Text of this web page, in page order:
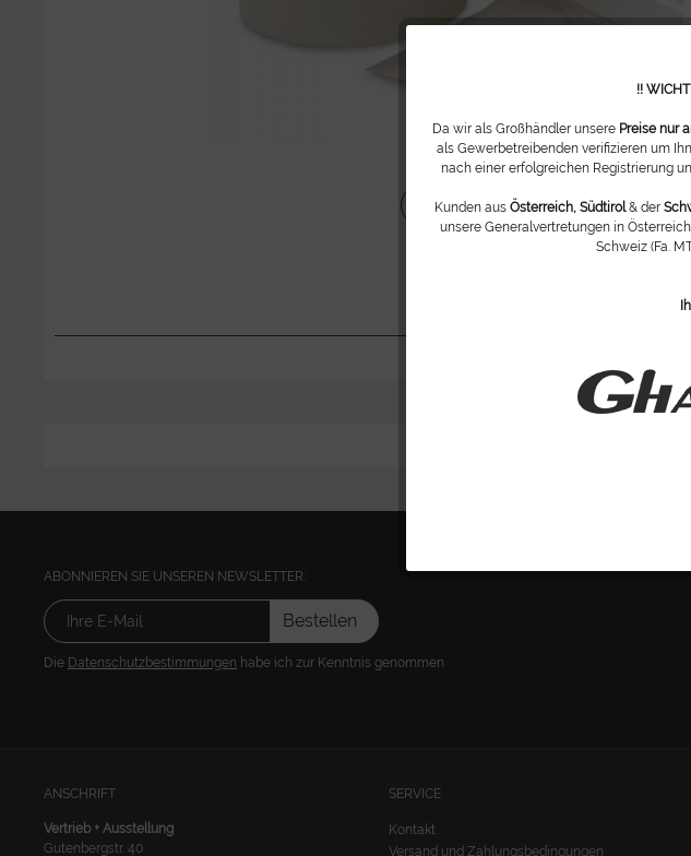
Teilen
ABONNIEREN SIE UNSEREN NEWSLETTER:
Bestellen
Die Datenschutzbestimmungen habe ich zur Kenntnis genommen
ANSCHRIFT
Vertrieb + Ausstellung
Gutenbergstr. 40
SERVICE
Kontakt
Versand und Zahlungsbedingungen
!!
Da wir als Großhändler unsere Preise nur
als Gewerbetreibenden verifizieren um
nach einer erfolgreichen Registrierung
Kunden aus Österreich, Südtirol& der
unsere Generalvertretungen in
Schweiz (Fa.